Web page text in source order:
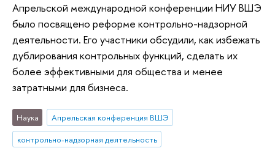
Апрельской международной конференции НИУ ВШЭ
было посвящено реформе контрольно-надзорной
деятельности. Его участники обсудили, как избежать
дублирования контрольных функций, сделать их
более эффективными для общества и менее
затратными для бизнеса.
Наука
Апрельская конференция ВШЭ
контрольно-надзорная деятельность